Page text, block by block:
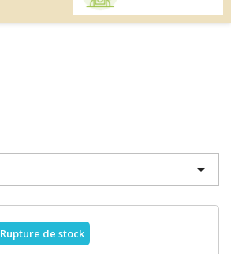

Rupture de stock